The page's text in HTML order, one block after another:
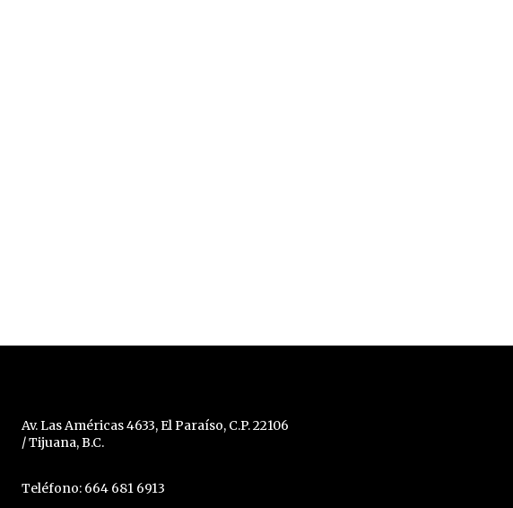
Av. Las Américas 4633, El Paraíso, C.P. 22106
/ Tijuana, B.C.
Teléfono: 664 681 6913